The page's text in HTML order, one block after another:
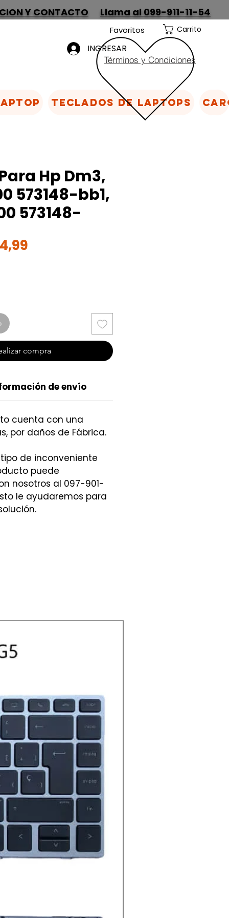
Y CONTACTO Llama al 099-911-11-54
Favoritos Carrito
Términos y Condiciones
INGRESAR
Hp Dm3,
573148-bb1,
573148-
compra
de envío
cuenta con una
por daños de Fábrica.
de inconveniente
puede
nosotros al 097-901-
le ayudaremos para
Teclados de laptops